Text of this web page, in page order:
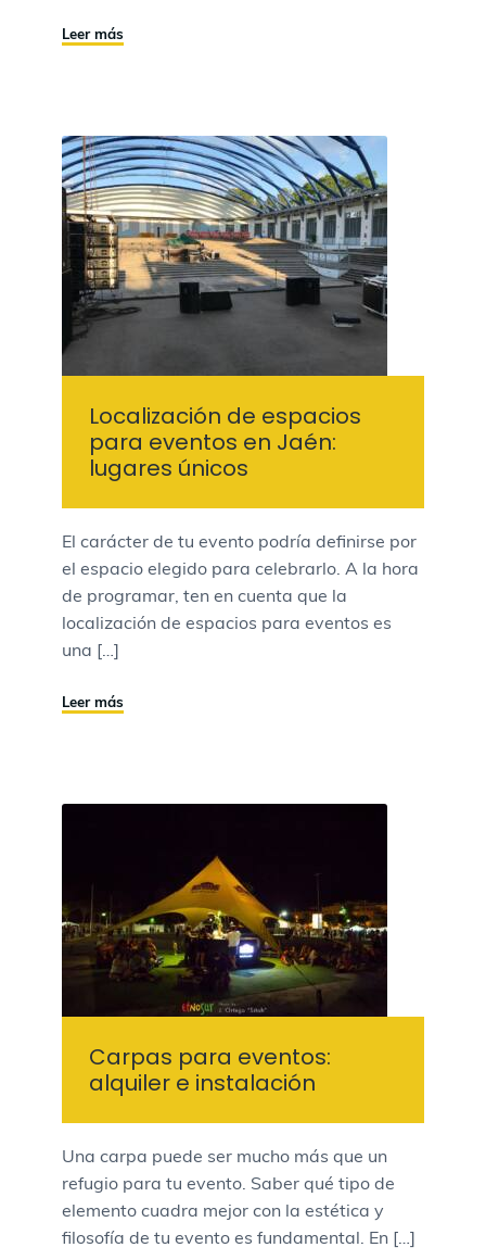
Leer más
Localización de espacios
para eventos en Jaén:
lugares únicos
El carácter de tu evento podría definirse por
el espacio elegido para celebrarlo. A la hora
de programar, ten en cuenta que la
localización de espacios para eventos es
una […]
Leer más
Carpas para eventos:
alquiler e instalación
Una carpa puede ser mucho más que un
refugio para tu evento. Saber qué tipo de
elemento cuadra mejor con la estética y
filosofía de tu evento es fundamental. En […]